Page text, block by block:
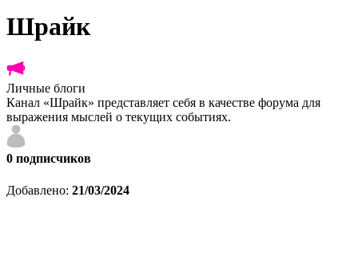
Шрайк
Личные блоги
Канал «Шрайк» представляет себя в качестве форума для
выражения мыслей о текущих событиях.
0 подписчиков
Добавлено: 21/03/2024